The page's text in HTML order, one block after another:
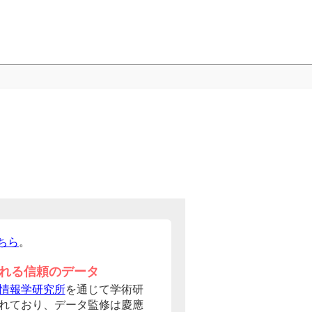
ら 。
る信頼のデータ
報学研究所を通じて学術研
ており、データ監修は慶應